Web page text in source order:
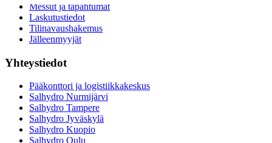
Messut ja tapahtumat
Laskutustiedot
Tilinavaushakemus
Jälleenmyyjät
Yhteystiedot
Pääkonttori ja logistiikkakeskus
Salhydro Nurmijärvi
Salhydro Tampere
Salhydro Jyväskylä
Salhydro Kuopio
Salhydro Oulu